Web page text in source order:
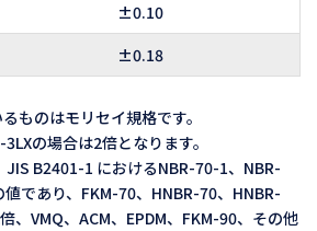
±0.10
±0.18
ものはモリセイ規格です。
の場合は2倍となります。
JIS B2401-1 におけるNBR-70-1、NBR-
であり、FKM-70、HNBR-70、HNBR-
、VMQ、ACM、EPDM、FKM-90、その他